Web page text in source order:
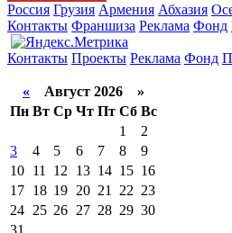
Россия Грузия Армения Абхазия
Контакты Франшиза Реклама Фонд
Контакты Проекты Реклама Фонд
« Август 2026 »
Пн Вт Ср Чт Пт Сб Вс
1
2
3
4 5 6 7 8
9
10 11 12 13 14 15 16
17 18 19 20 21 22 23
24 25 26 27 28 29 30
31